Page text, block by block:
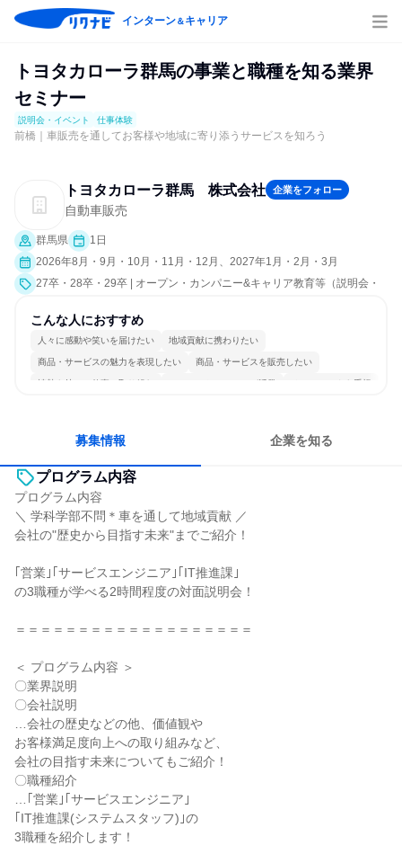
インターン＆キャリア
トヨタカローラ群馬の事業と職種を知る業界
セミナー
説明会・イベント 仕事体験
前橋｜車販売を通してお客様や地域に寄り添うサービスを知ろう
トヨタカローラ群馬 株式会社 企業をフォロー
自動車販売
群馬県
1日
2026年8月・9月・10月・11月・12月、2027年1月・2月・3月
27卒・28卒・29卒 | オープン・カンパニー&キャリア教育等（説明会・
会、業界研究]、仕事体験）
こんな人におすすめ
人々に感動や笑いを届けたい 地域貢献に携わりたい
商品・サービスの魅力を表現したい 商品・サービスを販売したい
情熱を持って仕事に取り組む コミュニケーションが活発 チームワークを重視
募集情報 企業を知る
プログラム内容
プログラム内容
＼ 学科学部不問＊車を通して地域貢献 ／
会社の"歴史から目指す未来"までご紹介！
｢営業｣｢サービスエンジニア｣｢IT推進課｣
の3職種が学べる2時間程度の対面説明会！
＝＝＝＝＝＝＝＝＝＝＝＝＝＝＝＝＝＝＝
＜ プログラム内容 ＞
〇業界説明
〇会社説明
…会社の歴史などの他、価値観や
お客様満足度向上への取り組みなど、
会社の目指す未来についてもご紹介！
〇職種紹介
…｢営業｣｢サービスエンジニア｣
｢IT推進課(システムスタッフ)｣の
3職種を紹介します！